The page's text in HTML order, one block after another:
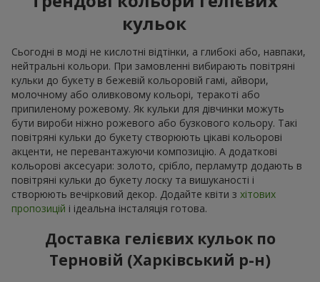
кульок
Сьогодні в моді не кислотні відтінки, а глибокі або, навпаки,
нейтральні кольори. При замовленні вибирають повітряні
кульки до букету в бежевій кольоровій гамі, айвори,
молочному або оливковому кольорі, теракоті або
припиленому рожевому. Як кульки для дівчинки можуть
бути вироби ніжно рожевого або бузкового кольору. Такі
повітряні кульки до букету створюють цікаві кольорові
акценти, не перевантажуючи композицію. А додаткові
кольорові аксесуари: золото, срібло, перламутр додають в
повітряні кульки до букету лоску та вишуканості і
створюють вечірковий декор. Додайте квіти з хітових
пропозицій і ідеальна інсталяція готова.
Доставка гелієвих кульок по
Терновій (Харківський р-н)